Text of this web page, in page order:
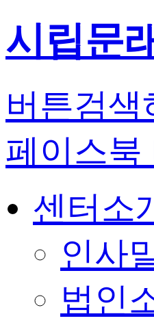
시립문
버튼검색
페이스북
센터소
인사
법인